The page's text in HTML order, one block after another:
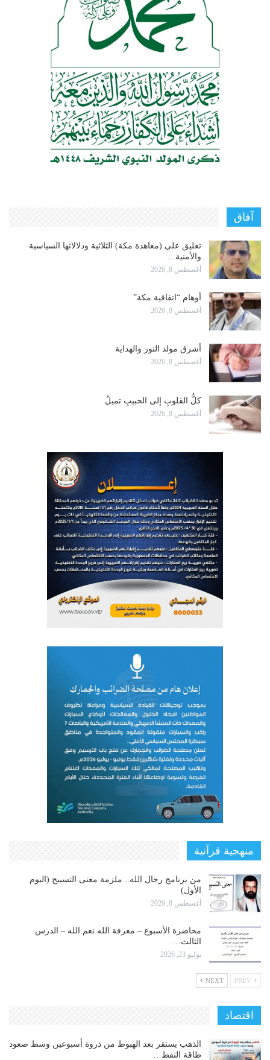
آفاق
تعليق على (معاهدة مكة) الثلاثية ودلالاتها السياسية
والأمنية…
أغسطس 8, 2026
أوهام “اتفاقية مكة”
أغسطس 8, 2026
أشرق مولد النور والهداية
أغسطس 8, 2026
كلُّ القلوبِ إلى الحبيبِ تميلُ
أغسطس 8, 2026
منهجية قرآنية
من برنامج رجال الله.. ملزمة معنى التسبيح (اليوم
الأول)
أغسطس 8, 2026
محاضرة الأسبوع – معرفة الله نعم الله – الدرس
الثالث…
يوليو 23, 2026
NEXT
اقتصاد
الذهب يستقر بعد الهبوط من ذروة أسبوعين وسط صعود
طاقة النفط…